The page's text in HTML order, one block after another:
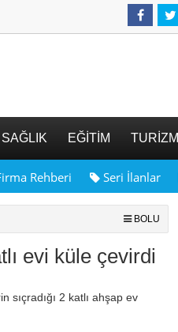
SAĞLIK EĞİTİM TURİZM
Rehberi Seri İlanlar
BOLU
evi küle çevirdi
sıçradığı 2 katlı ahşap ev